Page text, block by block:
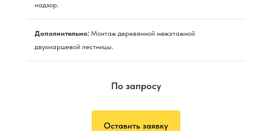
надзор.
Дополнительно: Монтаж деревянной межэтажной
двухмаршевой лестницы.
По запросу
Оставить заявку